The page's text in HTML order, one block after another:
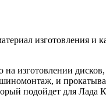
изготовления и
изготовлении
и
подойдет для Лада